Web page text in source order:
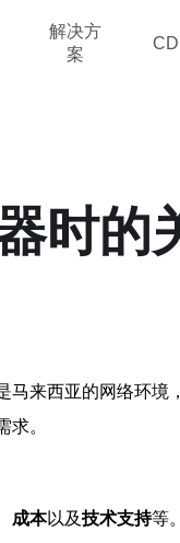
解决方
案
时的
来西亚的网络环
。
成本以及技术支持等